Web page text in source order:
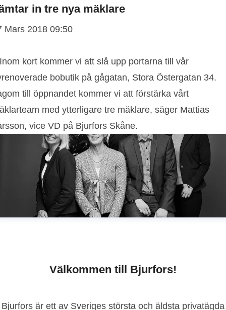
in tre nya mäklare
Mars 2018 09:50
kort kommer vi att slå upp portarna till vår
bobutik på gågatan, Stora Östergatan 34.
till öppnandet kommer vi att förstärka vårt
med ytterligare tre mäklare, säger Mattias
vice VD på Bjurfors Skåne.
Välkommen till Bjurfors!
Bjurfors är ett av Sveriges största och äldsta privatägda